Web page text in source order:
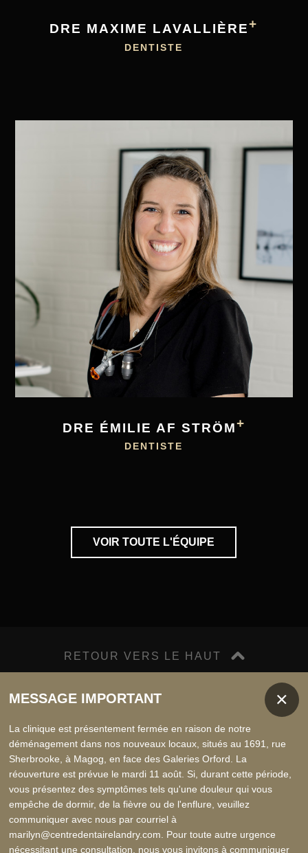
MESSAGE IMPORTANT
La clinique est présentement fermée en raison de notre
déménagement dans nos nouveaux locaux, situés au 1691, rue
Sherbrooke, à Magog, en face des Galeries Orford. La
réouverture est prévue le mardi 11 août. Si, durant cette période,
vous présentez des symptômes tels qu'une douleur qui vous
empêche de dormir, de la fièvre ou de l'enflure, veuillez
communiquer avec nous par courriel à
marilyn@centredentairelandry.com. Pour toute autre urgence
nécessitant une consultation, nous vous invitons à communiquer
DRE MAXIME LAVALLIÈRE+
DENTISTE
DRE ÉMILIE AF STRÖM+
DENTISTE
VOIR TOUTE L'ÉQUIPE
RETOUR VERS LE HAUT
TEL.: 819-847-3535
45 RUE CENTRE, MAGOG, QC, J1X 5B6